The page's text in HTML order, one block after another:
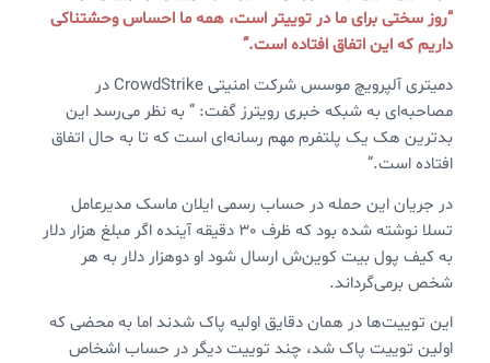
“روز سختی برای ما در توییتر است، همه ما احساس وحشتناکی
داریم که این اتفاق افتاده است.”
دمیتری آلپرویچ موسس شرکت امنیتی CrowdStrike در
مصاحبه‌ای به شبکه خبری رویترز گفت: ” به نظر می‌رسد این
بدترین هک یک پلتفرم مهم رسانه‌ای است که تا به حال اتفاق
افتاده است.”
در جریان این حمله در حساب رسمی ایلان ماسک مدیرعامل
تسلا نوشته شده بود که ظرف 30 دقیقه آینده اگر مبلغ هزار دلار
به کیف پول بیت کوین‌ش ارسال شود او دوهزار دلار به هر
شخص برمی‌گرداند.
این توییت‌ها در همان دقایق اولیه پاک شدند اما به محضی که
اولین توییت پاک شد، چند توییت دیگر در حساب‌ اشخاص